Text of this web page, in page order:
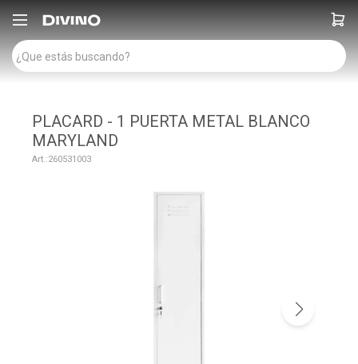

PLACARD - 1 PUERTA METAL BLANCO
MARYLAND
260531003